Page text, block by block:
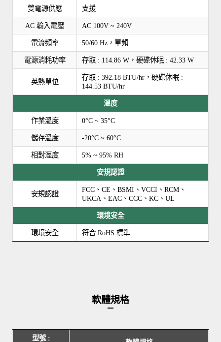
雙電源供應 支援
AC 輸入電壓 AC 100V ~ 240V
電流頻率 50/60 Hz，單頻
電源消耗功率 存取 : 114.86 W，硬碟休眠 : 42.33 W
英熱單位
存取 : 392.18 BTU/hr，硬碟休眠 :
144.53 BTU/hr
溫度
作業溫度 0°C ~ 35°C
儲存溫度 -20°C ~ 60°C
相對溼度 5% ~ 95% RH
安規認證
安規認證
FCC、CE、BSMI、VCCI、RCM、
UKCA、EAC、CCC、KC、UL
環境安全
環境安全 符合 RoHS 標準
軟體規格
型號 :